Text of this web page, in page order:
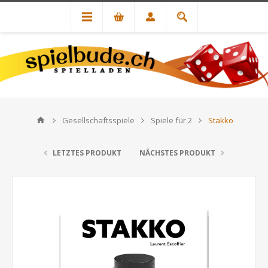
Gesellschaftsspiele Spiele für 2 Stakko
LETZTES PRODUKT NÄCHSTES PRODUKT